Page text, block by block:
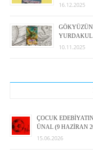
16.12.2025
YURDAKUL
10.11.2025
ÇOCUK
ÜNAL (9 HAZİRAN
15.06.2026